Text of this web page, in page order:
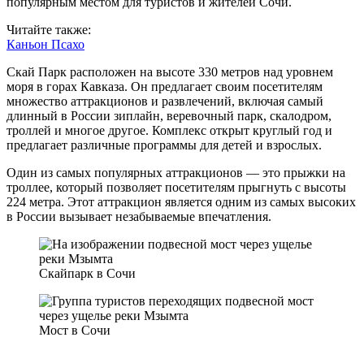
Читайте также:
Каньон Псахо
Скай Парк расположен на высоте 330 метров над уровнем
моря в горах Кавказа. Он предлагает своим посетителям
множество аттракционов и развлечений, включая самый
длинный в России зиплайн, веревочный парк, скалодром,
троллей и многое другое. Комплекс открыт круглый год и
предлагает различные программы для детей и взрослых.
Один из самых популярных аттракционов — это прыжки на
троллее, который позволяет посетителям прыгнуть с высоты
224 метра. Этот аттракцион является одним из самых высоких
в России вызывает незабываемые впечатления.
Скайпарк в Сочи
Мост в Сочи